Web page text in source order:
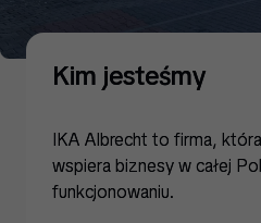
Kim jesteśmy
IKA Albrecht to firma,
wspiera biznesy w całej
funkcjonowaniu.